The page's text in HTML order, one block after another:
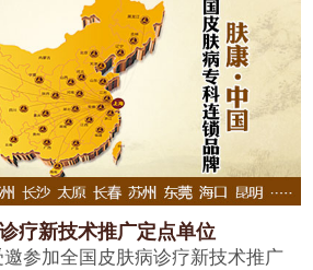
疗新技术推广定点单位
参加全国皮肤病诊疗新技术推广